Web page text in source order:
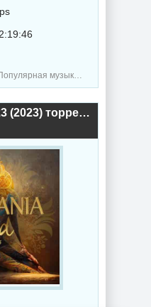
/ Хаус музыка / Музыка VA
Tibetania GOLD 2023 (2023) торрент